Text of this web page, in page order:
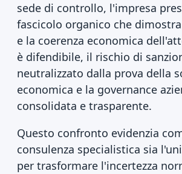
sede di controllo, l'impresa
fascicolo organico che
e la coerenza economica
è difendibile, il rischio di
neutralizzato dalla prova della
economica e la governance
consolidata e trasparente.
Questo confronto evidenzia
consulenza specialistica sia
per trasformare l'incertezza